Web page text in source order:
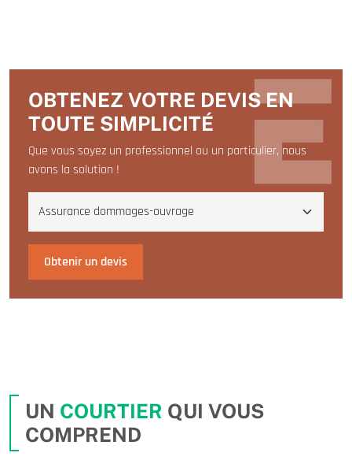
OBTENEZ VOTRE DEVIS EN
TOUTE SIMPLICITÉ
Que vous soyez un professionnel ou un particulier, nous
avons la solution !
Obtenir un devis
UN COURTIER QUI VOUS
COMPREND